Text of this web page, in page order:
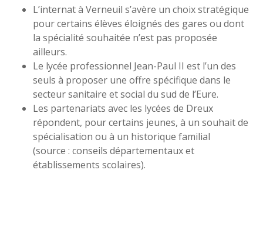
L’internat à Verneuil s’avère un choix stratégique
pour certains élèves éloignés des gares ou dont
la spécialité souhaitée n’est pas proposée
ailleurs.
Le lycée professionnel Jean-Paul II est l’un des
seuls à proposer une offre spécifique dans le
secteur sanitaire et social du sud de l’Eure.
Les partenariats avec les lycées de Dreux
répondent, pour certains jeunes, à un souhait de
spécialisation ou à un historique familial
(source : conseils départementaux et
établissements scolaires).